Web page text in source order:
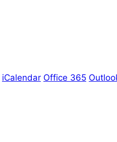
iCalendar Office 365